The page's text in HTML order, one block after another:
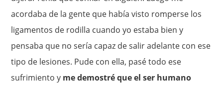
acordaba de la gente que había visto romperse los
ligamentos de rodilla cuando yo estaba bien y
pensaba que no sería capaz de salir adelante con ese
tipo de lesiones. Pude con ella, pasé todo ese
sufrimiento y me demostré que el ser humano